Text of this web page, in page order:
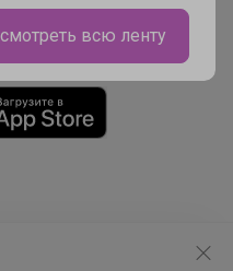
и нажимая кнопку